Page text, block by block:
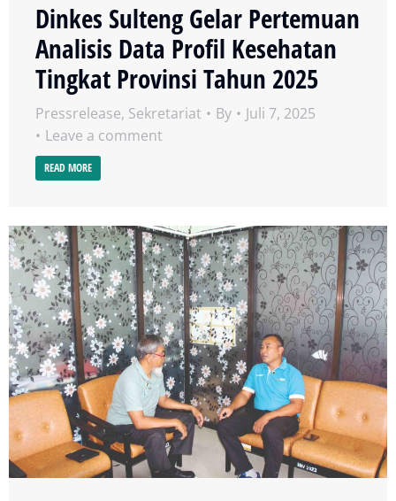
Dinkes Sulteng Gelar Pertemuan
Analisis Data Profil Kesehatan
Tingkat Provinsi Tahun 2025
Pressrelease, Sekretariat By
Juli 7, 2025
Leave a comment
READ MORE